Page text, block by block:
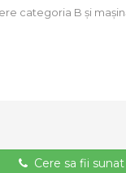
categoria B și
Cere sa fii sunat